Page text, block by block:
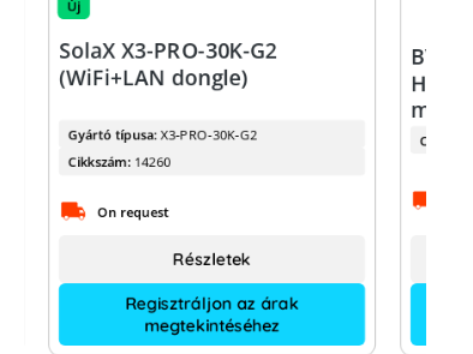
Új
SolaX X3-PRO-30K-G2
(WiFi+LAN dongle)
Gyártó típusa: X3-PRO-30K-G2
Cikkszám: 14260
On request
Regisztráljon az árak
megtekintéséhez
Részletek
BYD
HVS
module